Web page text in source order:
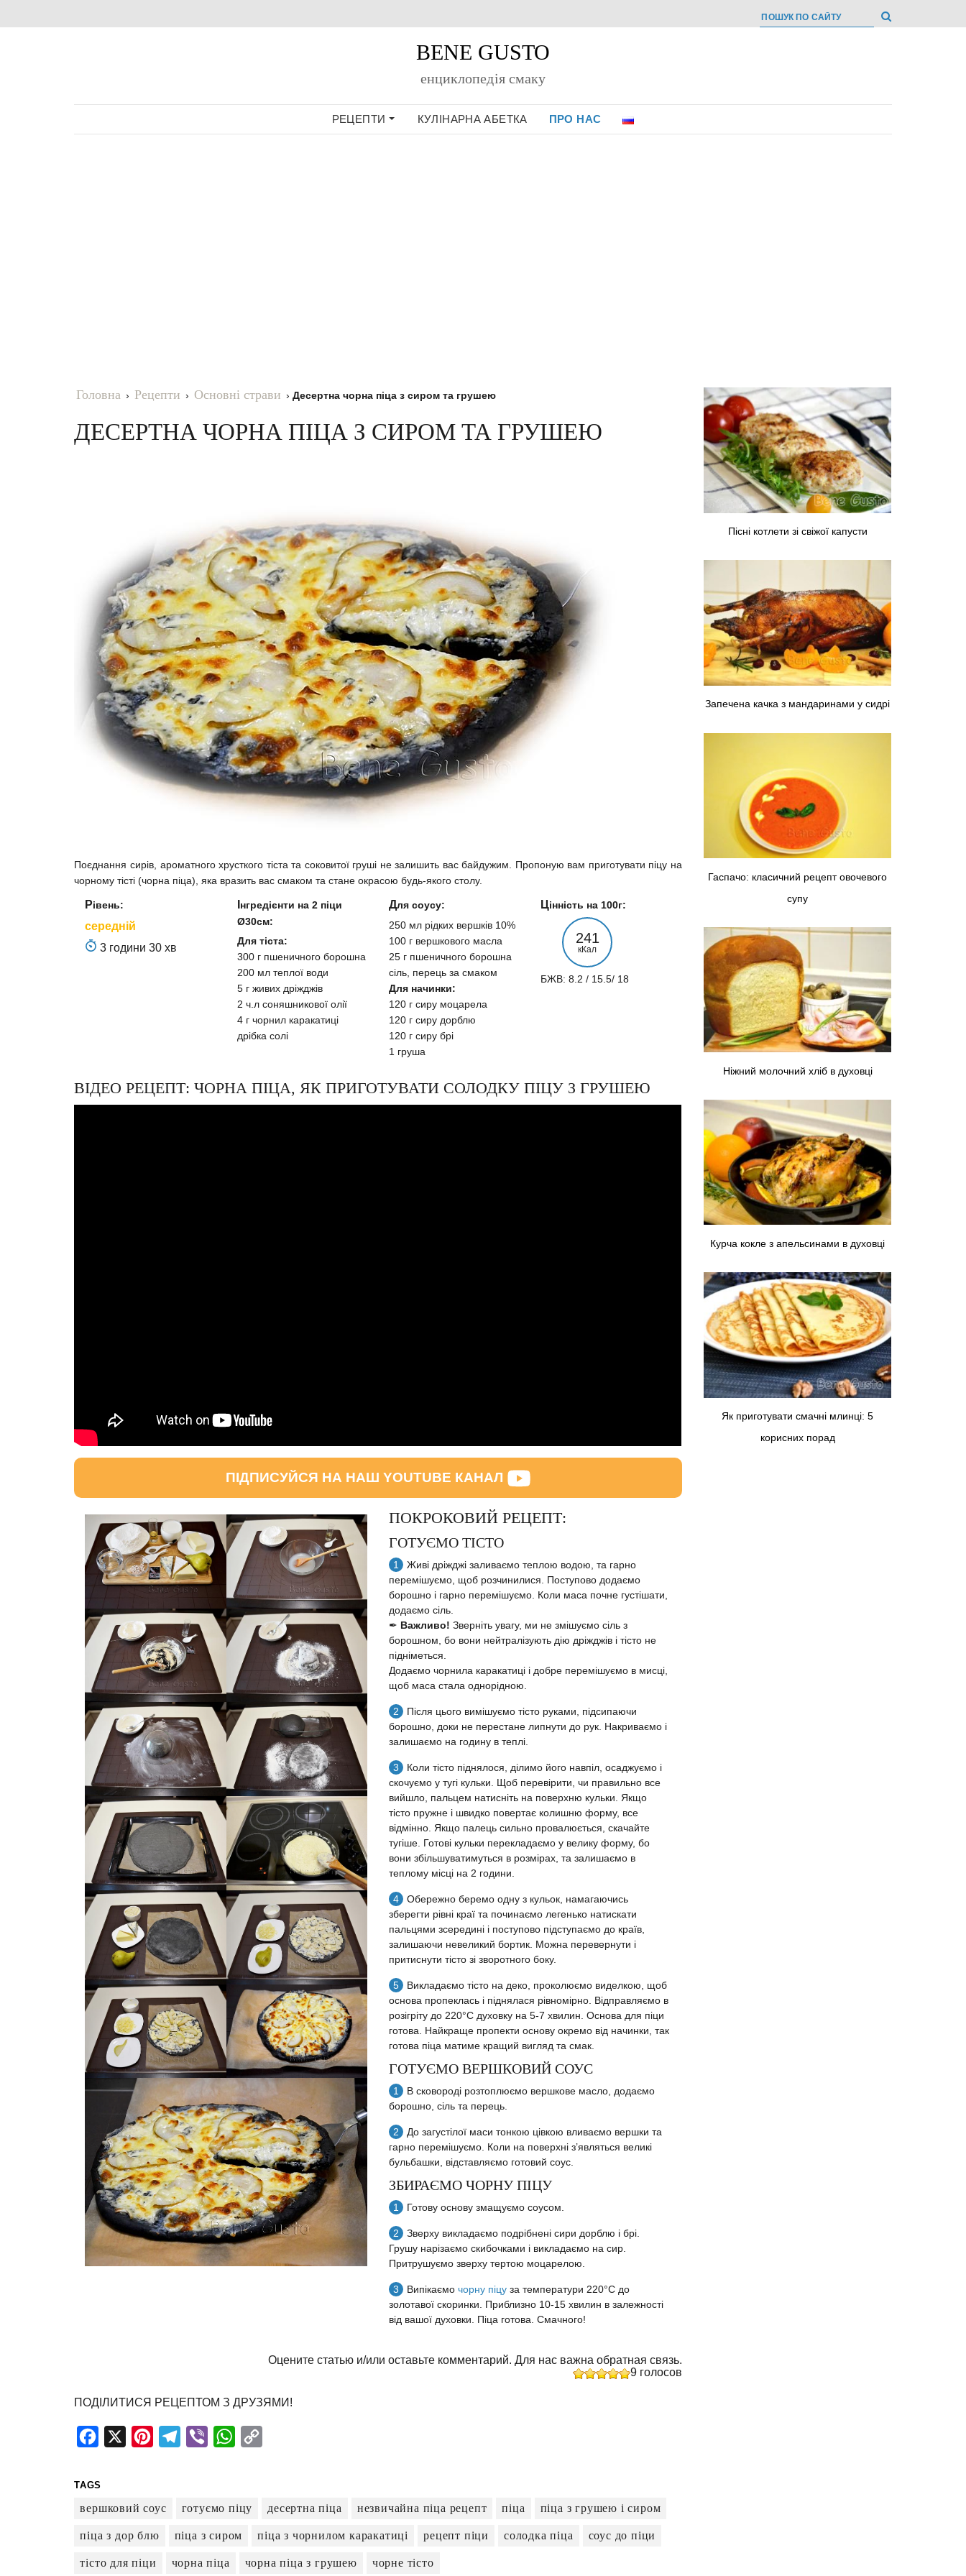
BENE GUSTO
енциклопедiя смаку
РЕЦЕПТИ КУЛІНАРНА АБЕТКА ПРО НАС
Головна › Рецепти › Основні страви ›Десертна чорна піца з сиром та грушею
ДЕСЕРТНА ЧОРНА ПІЦА З СИРОМ ТА ГРУШЕЮ
Поєднання сирів, ароматного хрусткого тіста та соковитої груші не залишить вас байдужим. Пропоную вам приготувати піцу на
чорному тісті (чорна піца), яка вразить вас смаком та стане окрасою будь-якого столу.
Рівень:
середній
3 години 30 хв
Ø30см:
Для тіста:
300 г пшеничного борошна
200 мл теплої води
5 г живих дріжджів
2 ч.л соняшникової олії
4 г чорнил каракатиці
дрібка солі
Для соусу:
250 мл рідких вершків 10%
100 г вершкового масла
25 г пшеничного борошна
сіль, перець за смаком
Для начинки:
120 г сиру моцарела
120 г сиру дорблю
120 г сиру брі
1 груша
Цінність на 100г:
241
кКал
БЖВ: 8.2 / 15.5/ 18
ВІДЕО РЕЦЕПТ: ЧОРНА ПІЦА, ЯК ПРИГОТУВАТИ СОЛОДКУ ПІЦУ З ГРУШЕЮ
ПІДПИСУЙСЯ НА НАШ YOUTUBE КАНАЛ
ПОКРОКОВИЙ РЕЦЕПТ:
ГОТУЄМО ТІСТО
Живі дріжджі заливаємо теплою водою, та гарно
перемішуємо, щоб розчинилися. Поступово додаємо
борошно і гарно перемішуємо. Коли маса почне густішати,
додаємо сіль.
✒ Важливо! Зверніть увагу, ми не змішуємо сіль з
борошном, бо вони нейтралізують дію дріжджів і тісто не
підніметься.
Додаємо чорнила каракатиці і добре перемішуємо в мисці,
щоб маса стала однорідною.
Після цього вимішуємо тісто руками, підсипаючи
борошно, доки не перестане липнути до рук. Накриваємо і
залишаємо на годину в теплі.
Коли тісто піднялося, ділимо його навпіл, осаджуємо і
скочуємо у тугі кульки. Щоб перевірити, чи правильно все
вийшло, пальцем натисніть на поверхню кульки. Якщо
тісто пружне і швидко повертає колишню форму, все
відмінно. Якщо палець сильно провалюється, скачайте
тугіше. Готові кульки перекладаємо у велику форму, бо
вони збільшуватимуться в розмірах, та залишаємо в
теплому місці на 2 години.
Обережно беремо одну з кульок, намагаючись
зберегти рівні краї та починаємо легенько натискати
пальцями зсередині і поступово підступаємо до країв,
залишаючи невеликий бортик. Можна перевернути і
притиснути тісто зі зворотного боку.
Викладаємо тісто на деко, проколюємо виделкою, щоб
основа пропеклась і піднялася рівномірно. Відправляємо в
розігріту до 220°C духовку на 5-7 хвилин. Основа для піци
готова. Найкраще пропекти основу окремо від начинки, так
готова піца матиме кращий вигляд та смак.
ГОТУЄМО ВЕРШКОВИЙ СОУС
В сковороді розтоплюємо вершкове масло, додаємо
борошно, сіль та перець.
До загустілої маси тонкою цівкою вливаємо вершки та
гарно перемішуємо. Коли на поверхні з’являться великі
бульбашки, відставляємо готовий соус.
ЗБИРАЄМО ЧОРНУ ПІЦУ
Готову основу змащуємо соусом.
Зверху викладаємо подрібнені сири дорблю і брі.
Грушу нарізаємо скибочками і викладаємо на сир.
Притрушуємо зверху тертою моцарелою.
Випікаємочорну піцу за температури 220°C до
золотавої скоринки. Приблизно 10-15 хвилин в залежності
від вашої духовки. Піца готова. Смачного!
Оцените статью и/или оставьте комментарий. Для нас важна обратная связь.
9голосов
ПОДІЛИТИСЯ РЕЦЕПТОМ З ДРУЗЯМИ!
Facebook
X PinterestTelegram
Viber WhatsApp
TAGS
вершковий соус готуємо піцу десертна піца незвичайна піца рецепт піца піца з грушею і сиром
піца з дор блю піца з сиром піца з чорнилом каракатиці рецепт піци солодка піца соус до піци
тісто для піци чорна піца чорна піца з грушею чорне тісто
Пісні котлети зі свіжої капусти
Запечена качка з мандаринами у сидрі
Гаспачо: класичний рецепт овочевого
супу
Ніжний молочний хліб в духовці
Курча кокле з апельсинами в духовці
Як приготувати смачні млинці: 5
корисних порад